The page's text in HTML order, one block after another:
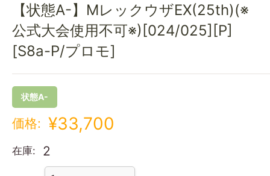
【状態A-】MレックウザEX(25th)(※
公式大会使用不可※)[024/025][P]
[S8a-P/プロモ]
状態A-
価格: ¥33,700
在庫: 2